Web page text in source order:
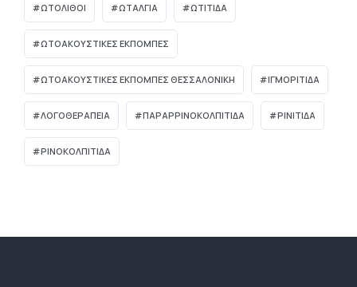
ΩΤΌΛΙΘΟΙ ΩΤΑΛΓΙΑ ΩΤΙΤΙΔΑ
ΩΤΟΑΚΟΥΣΤΙΚΈΣ ΕΚΠΟΜΠΈΣ
ΩΤΟΑΚΟΥΣΤΙΚΈΣ ΕΚΠΟΜΠΈΣ ΘΕΣΣΑΛΟΝΊΚΗ ΙΓΜΟΡΊΤΙΔΑ
ΛΟΓΟΘΕΡΑΠΕΊΑ ΠΑΡΑΡΡΙΝΟΚΟΛΠΊΤΙΔΑ ΡΙΝΊΤΙΔΑ
ΡΙΝΟΚΟΛΠΊΤΙΔΑ